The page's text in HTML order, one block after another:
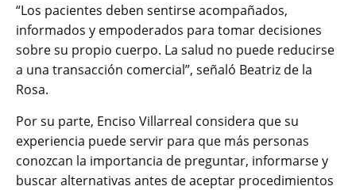
“Los pacientes deben sentirse acompañados,
informados y empoderados para tomar decisiones
sobre su propio cuerpo. La salud no puede reducirse
a una transacción comercial”, señaló Beatriz de la
Rosa.
Por su parte, Enciso Villarreal considera que su
experiencia puede servir para que más personas
conozcan la importancia de preguntar, informarse y
buscar alternativas antes de aceptar procedimientos